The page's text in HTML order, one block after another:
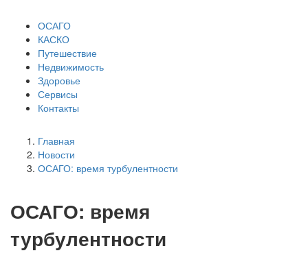
ОСАГО
КАСКО
Путешествие
Недвижимость
Здоровье
Сервисы
Контакты
Главная
Новости
ОСАГО: время турбулентности
ОСАГО: время
турбулентности